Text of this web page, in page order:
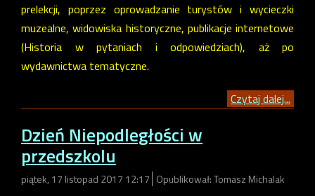
prelekcji, poprzez oprowadzanie turystów i wycieczki
muzealne, widowiska historyczne, publikacje internetowe
(Historia w pytaniach i odpowiedziach), aż po
wydawnictwa tematyczne.
Czytaj dalej...
Dzień Niepodległości w
przedszkolu
piątek, 17 listopad 2017 12:17 Opublikował: Tomasz Michalak